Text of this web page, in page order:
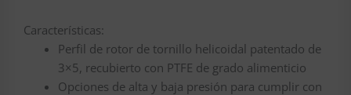
Características:
Perfil de rotor de tornillo helicoidal patentado de
3×5, recubierto con PTFE de grado alimenticio
Opciones de alta y baja presión para cumplir con